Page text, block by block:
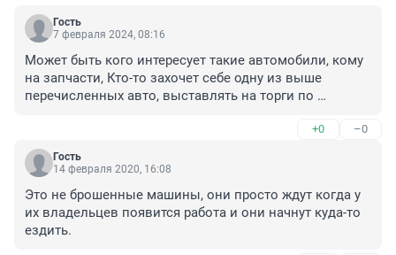
Гость
7 февраля 2024, 08:16
Может быть кого интересует такие автомобили, кому
на запчасти, Кто-то захочет себе одну из выше
перечисленных авто, выставлять на торги по
+0 –0
Гость
14 февраля 2020, 16:08
Это не брошенные машины, они просто ждут когда у
их владельцев появится работа и они начнут куда-то
ездить.